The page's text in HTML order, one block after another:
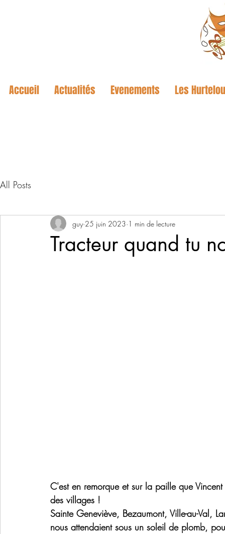
Accueil Actualités Evenements Les
All Posts
Tracteur quand tu
guy 25 juin 2023 1 min de lecture
C'est en remorque et sur la paille que
des villages !
Sainte Geneviève, Bezaumont, Ville-au-Val,
nous attendaient sous un soleil de plomb,